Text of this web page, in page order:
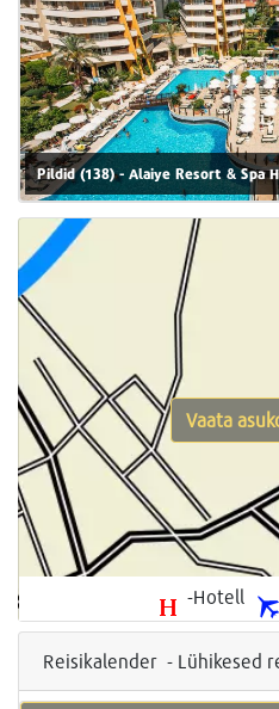
Pildid (138) - Alaiye Resort & Spa
-Hotell
Vaata
Reisikalender - Lühikesed